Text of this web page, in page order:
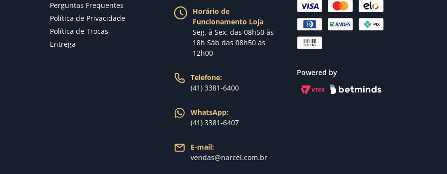
Perguntas Frequentes
Política de Privacidade
Política de Trocas
Entrega
Horário de
Funcionamento Loja
Seg. à Sex. das 08h50 às
18h Sáb das 08h50 às
12h00
Telefone:
(41) 3381-6400
WhatsApp:
(41) 3381-6407
E-mail:
vendas@narcel.com.br
Powered by